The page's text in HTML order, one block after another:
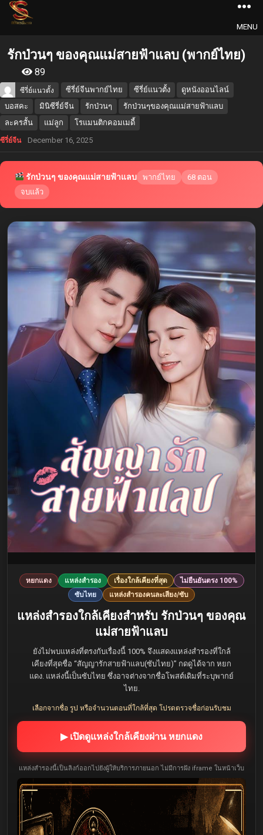
MENU
รักป่วนๆ ของคุณแม่สายฟ้าแลบ (พากย์ไทย)
89
ซีรี่ย์แนวตั้ง ซีรี่ย์จีนพากย์ไทย ซีรี่ย์แนวตั้ง
ดูหนังออนไลน์
บอสคะ
มินิซีรี่ย์จีน รักป่วนๆ
รักป่วนๆของคุณแม่สายฟ้าแลบ
ละครสั้น
แม่ลูก โรแมนติกคอมเมดี้
ซีรี่ย์จีน December 16, 2025
รักป่วนๆ ของคุณแม่สายฟ้าแลบ พากย์ไทย
68 ตอน
จบแล้ว
หยกแดง แหล่งสำรอง เรื่องใกล้เคียงที่สุด
ไม่ยืนยันตรง 100%
ซับไทย
แหล่งสำรองคนละเสียง/ซับ
แหล่งสำรองใกล้เคียงสำหรับ รักป่วนๆ ของคุณ
แม่สายฟ้าแลบ
ยังไม่พบแหล่งที่ตรงกับเรื่องนี้ 100% จึงแสดงแหล่งสำรองที่ใกล้
เคียงที่สุดชื่อ “สัญญารักสายฟ้าแลบ(ซับไทย)” กดดูได้จาก หยก
แดง. แหล่งนี้เป็นซับไทย ซึ่งอาจต่างจากชื่อโพสต์เดิมที่ระบุพากย์
ไทย.
เลือกจากชื่อ รูป หรือจำนวนตอนที่ใกล้ที่สุด โปรดตรวจชื่อก่อนรับชม
▶ เปิดดูแหล่งใกล้เคียงผ่าน หยกแดง
แหล่งสำรองนี้เป็นลิงก์ออกไปยังผู้ให้บริการภายนอก ไม่มีการฝัง iframe ในหน้าเว็บ